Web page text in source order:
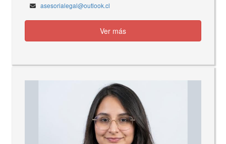
asesorialegal@outlook.cl
Ver más